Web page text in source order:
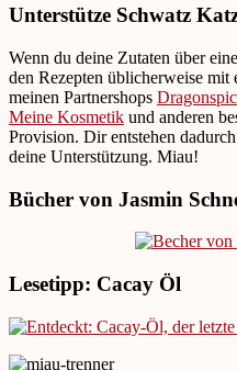
Unterstütze Schwatz
Wenn du deine Zutaten über
den Rezepten üblicherweise
meinen Partnershops
Meine Kosmetik und anderen
Provision. Dir entstehen
deine Unterstützung. Miau!
Bücher von Jasmin
Lesetipp: Cacay Öl